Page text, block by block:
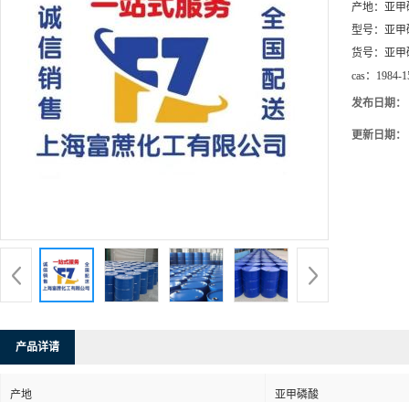
产地： 亚甲
型号： 亚甲
货号： 亚甲
cas： 1984-
发布日期：
更新日期：
产品详请
产地 亚甲磷酸